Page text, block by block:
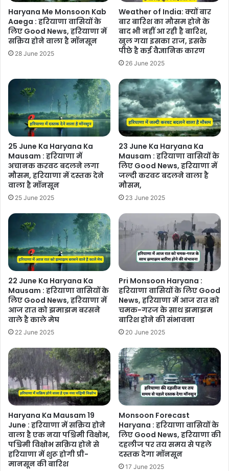
Haryana Me Monsoon Kab
Aaega : हरियाणा वासियों के
लिए Good News, हरियाणा में
सक्रिय होने वाला है मॉनसून
28 June 2025
Weather of India: क्यों बार
बार बारिश का मौसम होने के
बाद भी नहीं आ रही है बारिश,
खुल गया इसका राज, इसके
पीछे है कई वैज्ञानिक कारण
26 June 2025
25 June Ka Haryana Ka
Mausam : हरियाणा में
अचानक करवट बदलने लगा
मौसम, हरियाणा में दस्तक देने
वाला है मॉनसून
25 June 2025
23 June Ka Haryana Ka
Mausam : हरियाणा वासियों के
लिए Good News, हरियाणा में
जल्दी करवट बदलने वाला है
मौसम,
23 June 2025
22 June Ka Haryana Ka
Mausam : हरियाणा वासियों के
लिए Good News, हरियाणा में
आज रात को झमाझम बरसने
वाले है काले मेघ
22 June 2025
Pri Monsoon Haryana :
हरियाणा वासियों के लिए Good
News, हरियाणा में आज रात को
चमक-गरज के साथ झमाझम
बारिश होने की संभावना
20 June 2025
Haryana Ka Mausam 19
June : हरियाणा में सक्रिय होने
वाला है एक नया पश्चिमी विक्षोभ,
पश्चिमी विक्षोभ सक्रिय होने से
हरियाणा में शुरू होगी प्री-
मानसून की बारिश
Monsoon Forecast
Haryana : हरियाणा वासियों के
लिए Good News, हरियाणा की
दहलीज पर तय समय से पहले
दस्तक देगा मॉनसून
17 June 2025